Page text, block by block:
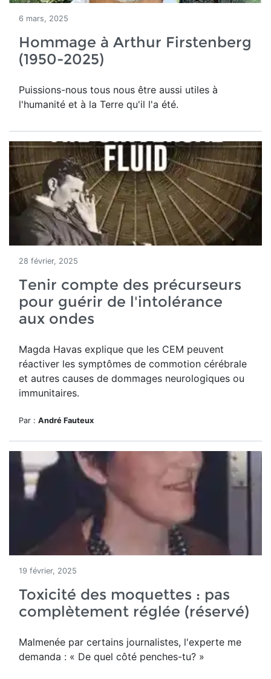
6 mars, 2025
Hommage à Arthur Firstenberg
(1950-2025)
Puissions-nous tous nous être aussi utiles à
l'humanité et à la Terre qu'il l'a été.
28 février, 2025
Tenir compte des précurseurs
pour guérir de l'intolérance
aux ondes
Magda Havas explique que les CEM peuvent
réactiver les symptômes de commotion cérébrale
et autres causes de dommages neurologiques ou
immunitaires.
Par : André Fauteux
19 février, 2025
Toxicité des moquettes : pas
complètement réglée (réservé)
Malmenée par certains journalistes, l'experte me
demanda : « De quel côté penches-tu? »